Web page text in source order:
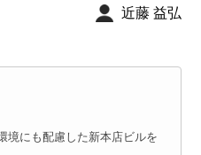
近藤 益弘
境にも配慮した新本店ビルを